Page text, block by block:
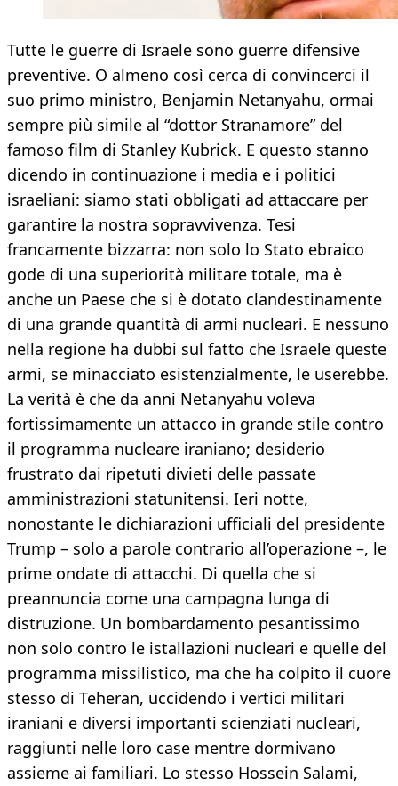
Tutte le guerre di Israele sono guerre difensive
preventive. O almeno così cerca di convincerci il
suo primo ministro, Benjamin Netanyahu, ormai
sempre più simile al “dottor Stranamore” del
famoso film di Stanley Kubrick. E questo stanno
dicendo in continuazione i media e i politici
israeliani: siamo stati obbligati ad attaccare per
garantire la nostra sopravvivenza. Tesi
francamente bizzarra: non solo lo Stato ebraico
gode di una superiorità militare totale, ma è
anche un Paese che si è dotato clandestinamente
di una grande quantità di armi nucleari. E nessuno
nella regione ha dubbi sul fatto che Israele queste
armi, se minacciato esistenzialmente, le userebbe.
La verità è che da anni Netanyahu voleva
fortissimamente un attacco in grande stile contro
il programma nucleare iraniano; desiderio
frustrato dai ripetuti divieti delle passate
amministrazioni statunitensi. Ieri notte,
nonostante le dichiarazioni ufficiali del presidente
Trump – solo a parole contrario all’operazione –, le
prime ondate di attacchi. Di quella che si
preannuncia come una campagna lunga di
distruzione. Un bombardamento pesantissimo
non solo contro le istallazioni nucleari e quelle del
programma missilistico, ma che ha colpito il cuore
stesso di Teheran, uccidendo i vertici militari
iraniani e diversi importanti scienziati nucleari,
raggiunti nelle loro case mentre dormivano
assieme ai familiari. Lo stesso Hossein Salami,